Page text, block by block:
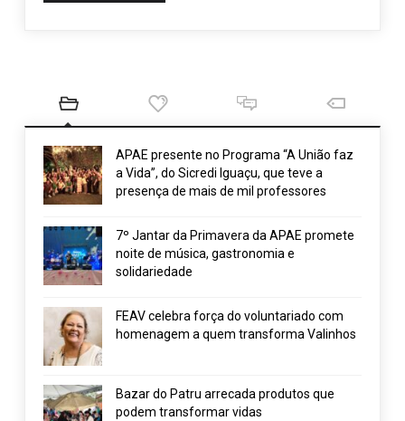
APAE presente no Programa “A União faz
a Vida”, do Sicredi Iguaçu, que teve a
presença de mais de mil professores
7º Jantar da Primavera da APAE promete
noite de música, gastronomia e
solidariedade
FEAV celebra força do voluntariado com
homenagem a quem transforma Valinhos
Bazar do Patru arrecada produtos que
podem transformar vidas